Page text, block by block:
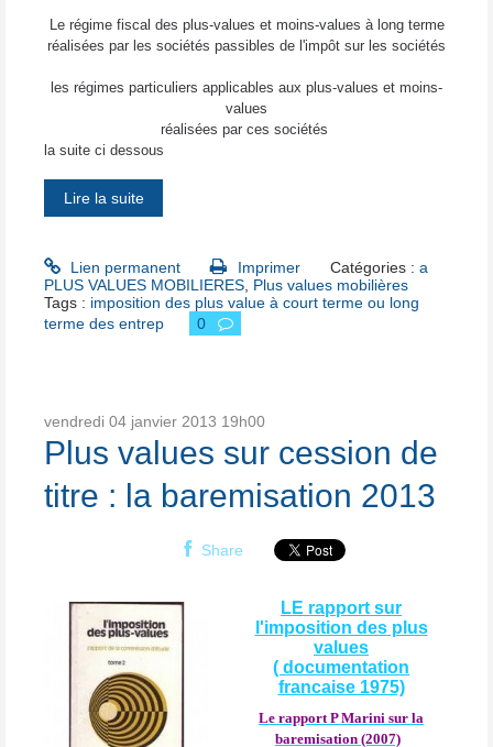
Le régime fiscal des plus-values et moins-values à long terme
réalisées par les sociétés passibles de l'impôt sur les sociétés
les régimes particuliers applicables aux plus-values et moins-
values
réalisées par ces sociétés
la suite ci dessous
Lire la suite
Lien permanent Imprimer Catégories : a
PLUS VALUES MOBILIERES Plus values mobilières
Tags : imposition des plus value à court terme ou long
terme des entrep
0
vendredi 04 janvier 2013 19h00
Plus values sur cession de
titre : la baremisation 2013
Share
LE rapport sur
l'imposition des plus
values
( documentation
francaise 1975)
Le rapport P Marini sur la
baremisation (2007)